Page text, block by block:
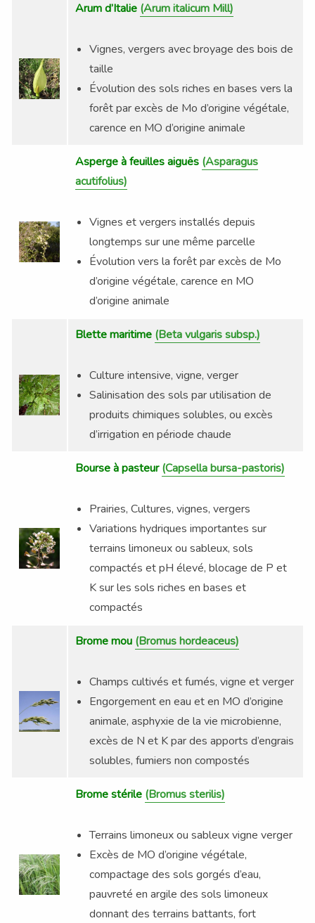
Arum d’Italie (Arum italicum Mill)
Vignes, vergers avec broyage des bois de
taille
Évolution des sols riches en bases vers la
forêt par excès de Mo d’origine végétale,
carence en MO d’origine animale
Asperge à feuilles aiguës (Asparagus
acutifolius)
Vignes et vergers installés depuis
longtemps sur une même parcelle
Évolution vers la forêt par excès de Mo
d’origine végétale, carence en MO
d’origine animale
Blette maritime (Beta vulgaris subsp.)
Culture intensive, vigne, verger
Salinisation des sols par utilisation de
produits chimiques solubles, ou excès
d’irrigation en période chaude
Bourse à pasteur(Capsella bursa-pastoris)
Prairies, Cultures, vignes, vergers
Variations hydriques importantes sur
terrains limoneux ou sableux, sols
compactés et pH élevé, blocage de P et
K sur les sols riches en bases et
compactés
Brome mou (Bromus hordeaceus)
Champs cultivés et fumés, vigne et verger
Engorgement en eau et en MO d’origine
animale, asphyxie de la vie microbienne,
excès de N et K par des apports d’engrais
solubles, fumiers non compostés
Brome stérile (Bromus sterilis)
Terrains limoneux ou sableux vigne verger
Excès de MO d’origine végétale,
compactage des sols gorgés d’eau,
pauvreté en argile des sols limoneux
donnant des terrains battants, fort